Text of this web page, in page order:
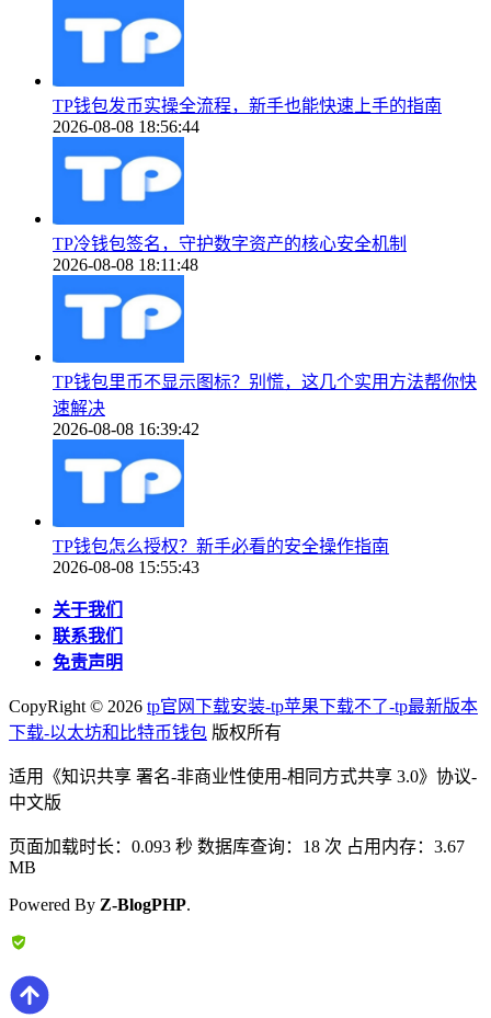
TP钱包发币实操全流程，新手也能快速上手的指南
2026-08-08 18:56:44
TP冷钱包签名，守护数字资产的核心安全机制
2026-08-08 18:11:48
TP钱包里币不显示图标？别慌，这几个实用方法帮你快
速解决
2026-08-08 16:39:42
TP钱包怎么授权？新手必看的安全操作指南
2026-08-08 15:55:43
关于我们
联系我们
免责声明
CopyRight © 2026 tp官网下载安装-tp苹果下载不了-tp最新版本
下载-以太坊和比特币钱包 版权所有
适用《知识共享 署名-非商业性使用-相同方式共享 3.0》协议-
中文版
页面加载时长：0.093 秒 数据库查询：18 次 占用内存：3.67
MB
Powered By Z-BlogPHP.